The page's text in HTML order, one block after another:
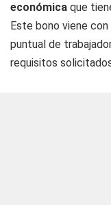
económica que
Este bono viene con
puntual de
requisitos